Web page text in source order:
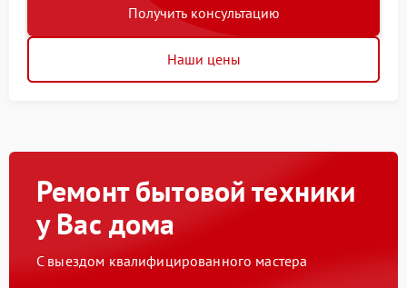
Получить консультацию
Наши цены
Ремонт бытовой техники
у Вас дома
С выездом квалифицированного мастера